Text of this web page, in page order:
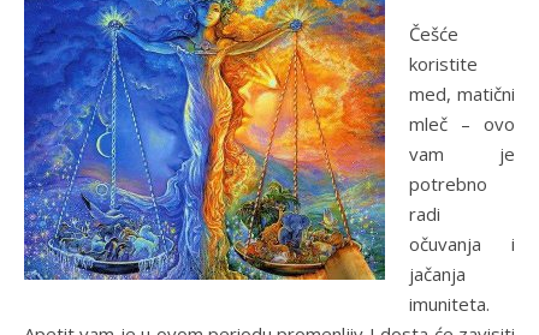
Češće
koristite
med, matični
mleč – ovo
vam je
potrebno
radi
očuvanja i
jačanja
imuniteta.